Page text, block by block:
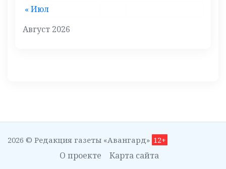
Август 2026
« Июл
2026 © Редакция газеты «Авангард» 12+
О проекте Карта сайта